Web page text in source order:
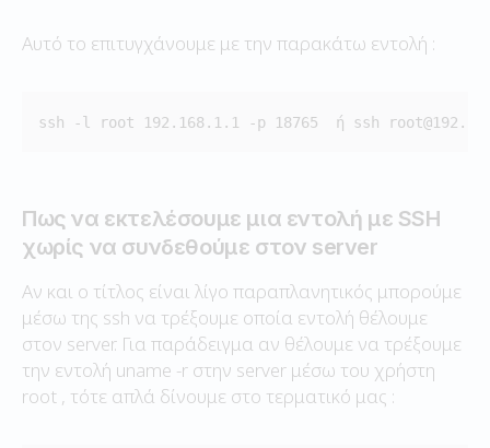
Αυτό το επιτυγχάνουμε με την παρακάτω εντολή :
ssh -l root 192.168.1.1 -p 18765  ή ssh
Πως να εκτελέσουμε μια εντολή με SSH
χωρίς να συνδεθούμε στον server
Αν και ο τίτλος είναι λίγο παραπλανητικός μπορούμε
μέσω της ssh να τρέξουμε οποία εντολή θέλουμε
στον server. Για παράδειγμα αν θέλουμε να τρέξουμε
την εντολή uname -r στην server μέσω του χρήστη
root , τότε απλά δίνουμε στο τερματικό μας :